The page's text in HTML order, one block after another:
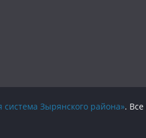
Зырянского района».